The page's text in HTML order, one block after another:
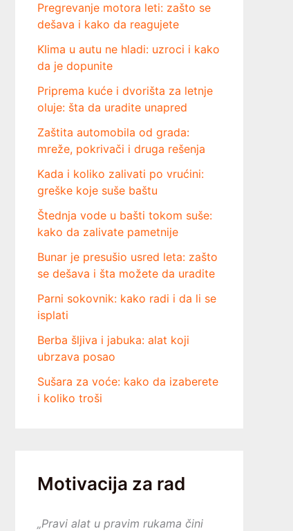
Pregrevanje motora leti: zašto se
dešava i kako da reagujete
Klima u autu ne hladi: uzroci i kako
da je dopunite
Priprema kuće i dvorišta za letnje
oluje: šta da uradite unapred
Zaštita automobila od grada:
mreže, pokrivači i druga rešenja
Kada i koliko zalivati po vrućini:
greške koje suše baštu
Štednja vode u bašti tokom suše:
kako da zalivate pametnije
Bunar je presušio usred leta: zašto
se dešava i šta možete da uradite
Parni sokovnik: kako radi i da li se
isplati
Berba šljiva i jabuka: alat koji
ubrzava posao
Sušara za voće: kako da izaberete
i koliko troši
Motivacija za rad
„Pravi alat u pravim rukama čini